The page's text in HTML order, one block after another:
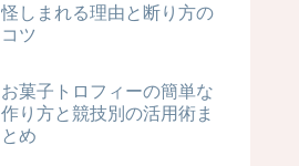
怪しまれる理由と断り方の
コツ
お菓子トロフィーの簡単な
作り方と競技別の活用術ま
とめ